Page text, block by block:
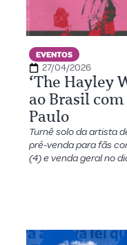
EVENTOS
27/04/2026
‘The Hayley
ao Brasil
Paulo
Turnê solo da artista
pré-venda para fãs
(4) e venda geral no